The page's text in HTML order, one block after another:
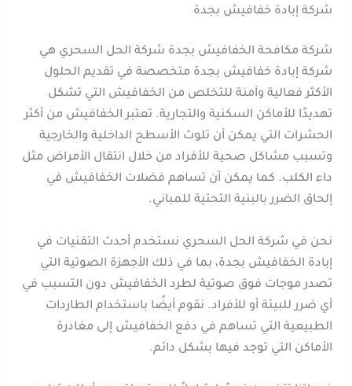
شركة إبادة خفافيش بجدة
شركة مكافحة الخفافيش بجدة شركة الحل السحري هي
شركة إبادة خفافيش بجدة متخصصة في تقديم الحلول
الأكثر فعالية وآمنة للتخلص من الخفافيش التي تشكل
تهديدًا للأماكن السكنية والتجارية. تعتبر الخفافيش من أكثر
الحشرات التي يمكن أن تلوث الأسطح الداخلية والخارجية
وتسبب مشاكل صحية للأفراد من خلال انتقال الأمراض مثل
داء الكلب. كما يمكن أن تساهم فضلات الخفافيش في
إلحاق الضرر بالبنية التحتية للمباني.
نحن في شركة الحل السحري نستخدم أحدث التقنيات في
إبادة الخفافيش بجدة، بما في ذلك الأجهزة الصوتية التي
تصدر موجات فوق صوتية لطرد الخفافيش دون التسبب في
أي ضرر للبيئة أو للأفراد. نقوم أيضًا باستخدام الطاردات
الطبيعية التي تساهم في دفع الخفافيش إلى مغادرة
الأماكن التي توجد فيها بشكل دائم.